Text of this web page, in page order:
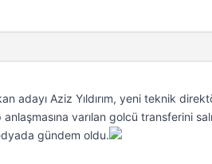
adayı Aziz Yıldırım, yeni teknik
varılan golcü transferini
gündem oldu.